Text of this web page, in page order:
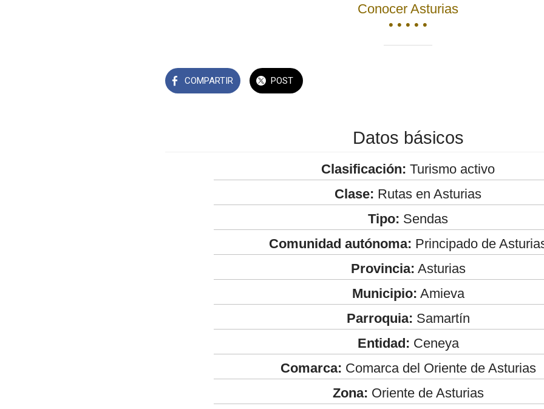
Conocer Asturias
• • • • •
COMPARTIR POST
Datos básicos
Clasificación: Turismo activo
Clase: Rutas en Asturias
Tipo: Sendas
Comunidad autónoma: Principado de
Provincia: Asturias
Municipio: Amieva
Parroquia: Samartín
Entidad: Ceneya
Comarca: Comarca del Oriente de Asturias
Zona: Oriente de Asturias